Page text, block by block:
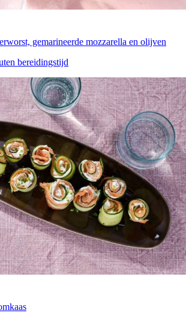
gemarineerde mozzarella en olijven
bereidingstijd